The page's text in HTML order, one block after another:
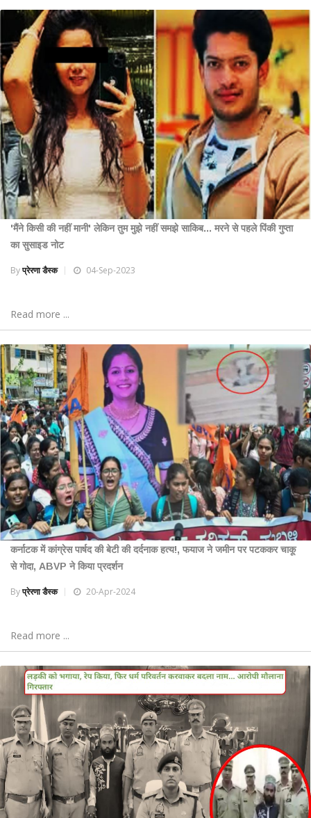
'मैंने किसी की नहीं मानी' लेकिन तुम मुझे नहीं समझे साकिब... मरने से पहले पिंकी गुप्ता
का सुसाइड नोट
Byप्रेरणा डैस्क 04-Sep-2023
Read more ...
कर्नाटक में कांग्रेस पार्षद की बेटी की दर्दनाक हत्य!, फयाज ने जमीन पर पटककर चाकू
से गोदा, ABVP ने किया प्रदर्शन
Byप्रेरणा डैस्क 20-Apr-2024
Read more ...